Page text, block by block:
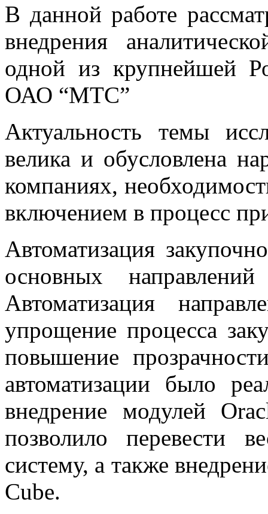
В данной работе
внедрения
одной из крупнейшей
ОАО “МТС”
Актуальность темы
велика и обусловлена
компаниях,
включением в процесс
Автоматизация
основных
Автоматизация
упрощение процесса
повышение
автоматизации было
внедрение модулей
позволило перевести
систему, а также
Cube.